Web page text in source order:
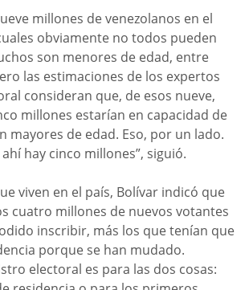
millones de venezolanos en el
obviamente no todos pueden
son menores de edad, entre
las estimaciones de los expertos
consideran que, de esos nueve,
millones estarían en capacidad de
mayores de edad. Eso, por un lado.
hay cinco millones”, siguió.
viven en el país, Bolívar indicó que
cuatro millones de nuevos votantes
inscribir, más los que tenían que
porque se han mudado.
electoral es para las dos cosas: